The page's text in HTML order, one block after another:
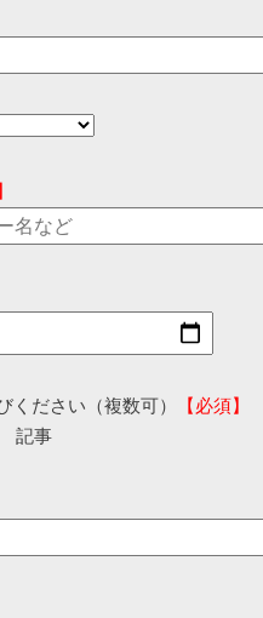
ください（複数可）
【必須】
記事